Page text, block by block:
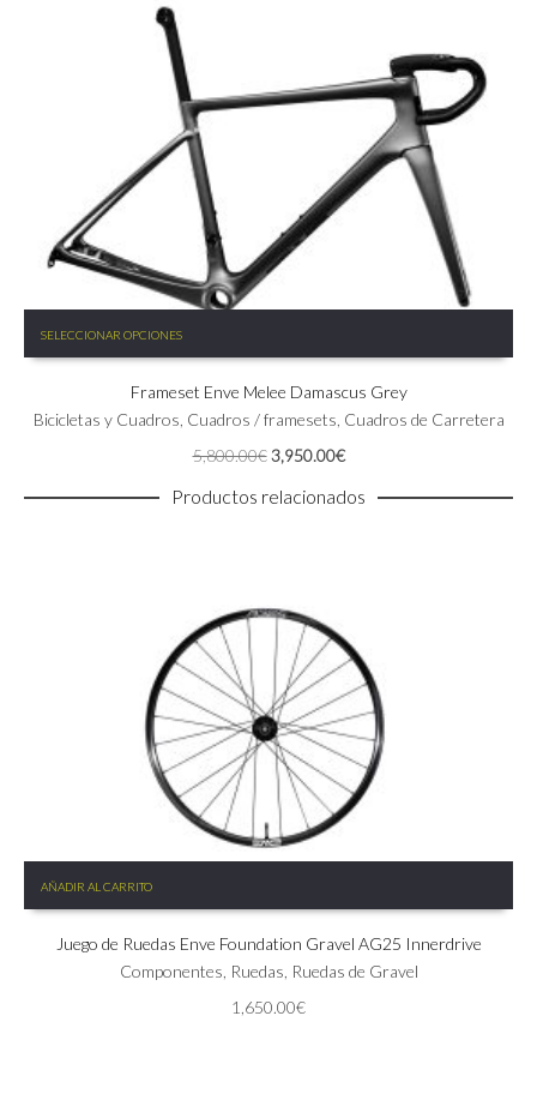
SELECCIONAR OPCIONES
producto
tiene
variantes.
Frameset Enve Melee Damascus Grey
Bicicletas y Cuadros Cuadros / framesets Cuadros de Carretera
5,800.00€ El
original
3,950.00€El
actual
Productos relacionados
AÑADIR AL CARRITO
Juego de Ruedas Enve Foundation Gravel AG25 Innerdrive
Componentes Ruedas Ruedas de Gravel
1,650.00€